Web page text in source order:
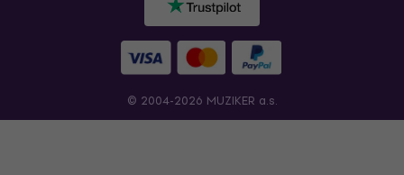
© 2004-2026 MUZIKER a.s.